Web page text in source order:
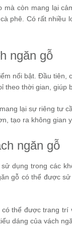
mà còn mang lại
phê. Có rất
ngăn gỗ
nổi bật. Đầu tiên,
theo thời gian, giúp
lại sự riêng tư
tạo ra không gian
ngăn gỗ
dụng trong các
gỗ có thể được
thể được trang
dáng của vách